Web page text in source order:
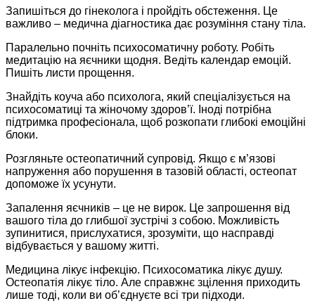
Запишіться до гінеколога і пройдіть обстеження. Це
важливо – медична діагностика дає розуміння стану тіла.
Паралельно почніть психосоматичну роботу. Робіть
медитацію на яєчники щодня. Ведіть календар емоцій.
Пишіть листи прощення.
Знайдіть коуча або психолога, який спеціалізується на
психосоматиці та жіночому здоров’ї. Іноді потрібна
підтримка професіонала, щоб розкопати глибокі емоційні
блоки.
Розгляньте остеопатичний супровід. Якщо є м’язові
напруження або порушення в тазовій області, остеопат
допоможе їх усунути.
Запалення яєчників – це не вирок. Це запрошення від
вашого тіла до глибшої зустрічі з собою. Можливість
зупинитися, прислухатися, зрозуміти, що насправді
відбувається у вашому житті.
Медицина лікує інфекцію. Психосоматика лікує душу.
Остеопатія лікує тіло. Але справжнє зцілення приходить
лише тоді, коли ви об’єднуєте всі три підходи.